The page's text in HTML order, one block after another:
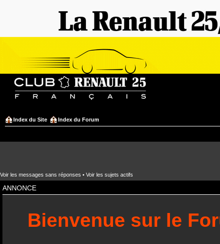
Index du Site Index du Forum
Voir les messages sans réponses • Voir les sujets actifs
ANNONCE
Bienvenue sur le